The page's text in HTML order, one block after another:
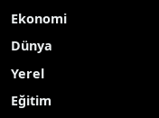
Ekonomi
Dünya
Yerel
Eğitim